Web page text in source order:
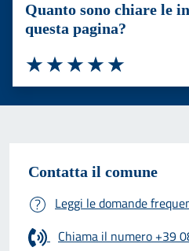
Quanto sono chiare le
questa pagina?
Valuta 5 stelle
Valuta 4 stelle su 5
Valuta 3 stelle su 5
Valuta 2 stelle su 5
Valuta 1 stelle su 5
Contatta il comune
Leggi le domande
Chiama il numero +39